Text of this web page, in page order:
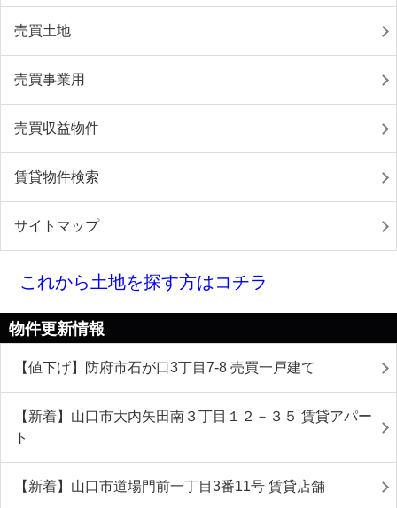
売買土地
売買事業用
売買収益物件
賃貸物件検索
サイトマップ
これから土地を探す方はコチラ
物件更新情報
【値下げ】防府市石が口3丁目7-8 売買一戸建て
【新着】山口市大内矢田南３丁目１２－３５ 賃貸アパー
ト
【新着】山口市道場門前一丁目3番11号 賃貸店舗